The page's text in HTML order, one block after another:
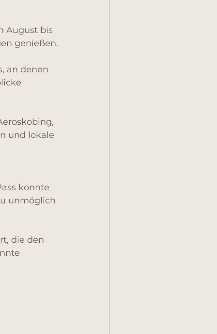
August bis
genießen.
an denen
und lokale
konnte
unmöglich
die den